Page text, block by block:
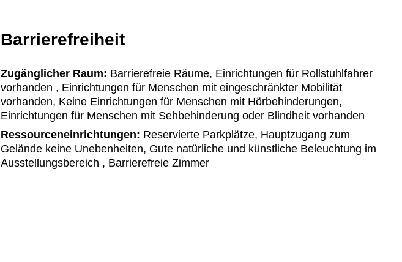
Barrierefreiheit
Zugänglicher Raum: Barrierefreie Räume, Einrichtungen für Rollstuhlfahrer
vorhanden , Einrichtungen für Menschen mit eingeschränkter Mobilität
vorhanden, Keine Einrichtungen für Menschen mit Hörbehinderungen,
Einrichtungen für Menschen mit Sehbehinderung oder Blindheit vorhanden
Ressourceneinrichtungen: Reservierte Parkplätze, Hauptzugang zum
Gelände keine Unebenheiten, Gute natürliche und künstliche Beleuchtung im
Ausstellungsbereich , Barrierefreie Zimmer